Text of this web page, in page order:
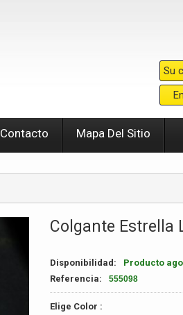
Su
Contacto Mapa Del Sitio
Colgante Estrella
Disponibilidad:
Producto
Referencia:
555098
Elige Color :